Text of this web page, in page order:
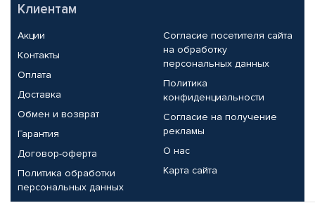
Клиентам
Акции
Контакты
Оплата
Доставка
Обмен и возврат
Гарантия
Договор-оферта
Политика обработки
персональных данных
Согласие посетителя сайта
на обработку
персональных данных
Политика
конфиденциальности
Согласие на получение
рекламы
О нас
Карта сайта